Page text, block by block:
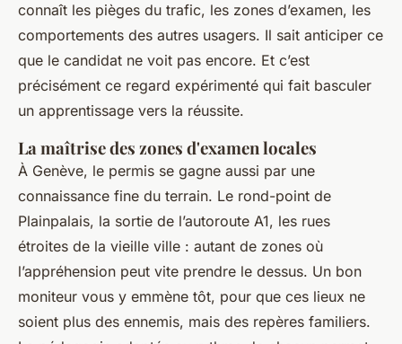
connaît les pièges du trafic, les zones d’examen, les
comportements des autres usagers. Il sait anticiper ce
que le candidat ne voit pas encore. Et c’est
précisément ce regard expérimenté qui fait basculer
un apprentissage vers la réussite.
La maîtrise des zones d'examen locales
À Genève, le permis se gagne aussi par une
connaissance fine du terrain. Le rond-point de
Plainpalais, la sortie de l’autoroute A1, les rues
étroites de la vieille ville : autant de zones où
l’appréhension peut vite prendre le dessus. Un bon
moniteur vous y emmène tôt, pour que ces lieux ne
soient plus des ennemis, mais des repères familiers.